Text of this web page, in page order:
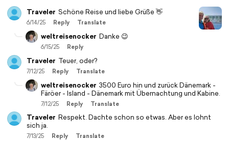
Traveler Schöne Reise und liebe Grüße 👋
6/14/25 Reply Translate
weltreisenocker Danke 😉
6/15/25 Reply
Traveler Teuer, oder?
7/12/25 Reply Translate
weltreisenocker 3500 Euro hin und zurück Dänemark -
Färöer - Island - Dänemark mit Übernachtung und Kabine.
7/12/25 Reply Translate
Traveler Respekt. Dachte schon so etwas. Aber es lohnt
sich ja.
7/13/25 Reply Translate